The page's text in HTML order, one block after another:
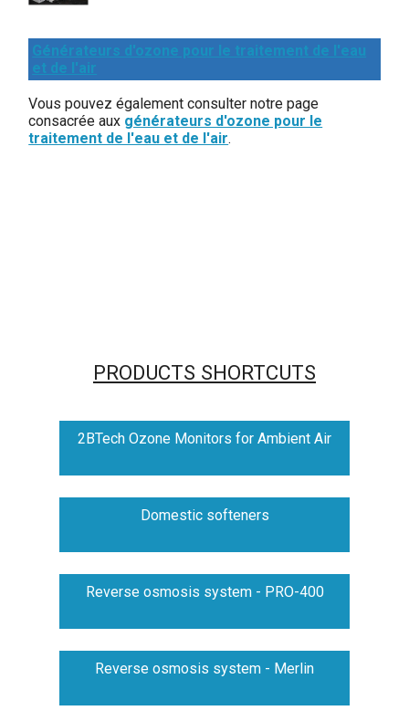
Générateurs d'ozone pour le traitement de l'eau
et de l'air
Vous pouvez également consulter notre page
consacrée aux générateurs d'ozone pour le
traitement de l'eau et de l'air.
PRODUCTS SHORTCUTS
2BTech Ozone Monitors for Ambient Air
Domestic softeners
Reverse osmosis system - PRO-400
Reverse osmosis system - Merlin